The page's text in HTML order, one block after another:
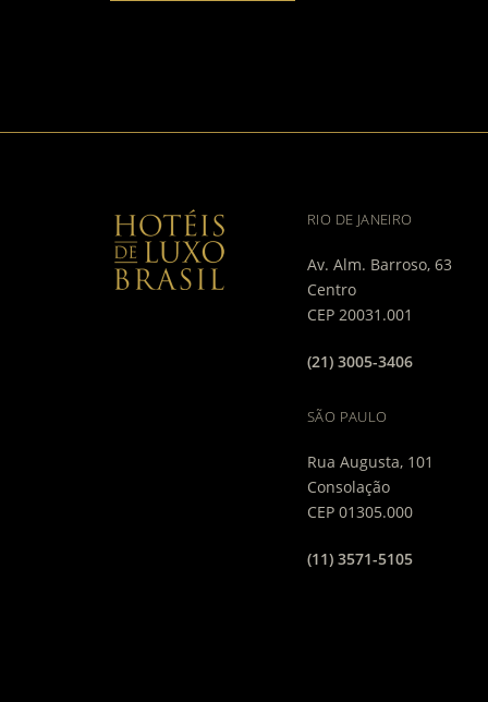
RIO DE JANEIRO
Av. Alm. Barroso, 63
Centro
CEP 20031.001
(21) 3005-3406
SÃO PAULO
Rua Augusta, 101
Consolação
CEP 01305.000
(11) 3571-5105